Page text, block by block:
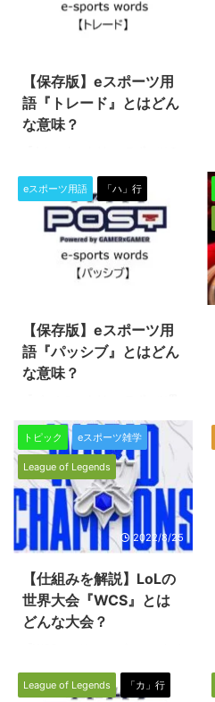
間近にも拘わらず、集団戦に負け
てしまう・キャッチされてしまう
失ってしまうことを指します。
このスローは英単語の【throw】
から来ています。これはバスケの
フリースローやモンスターストラ
こから ...
【保存版】eスポーツ用
語『トレード』とはどん
な意味？
『リーグオブレジェンド
（League of Legends／通称
LoL）』で使われる専門用語で
す。 トレード トレードとは、レ
ーン戦中に敵のチャンピオンと戦
ってダメージを与えあうことを指
使われる際の英単語【trade】か
ら来ています。LoLにおいてはス
キルやオートアタックをお互いに
使って「ダメージを交換する」と
ドと呼びます。そのため、トレー
ドのことをダメージ交 ...
eスポーツ用語 「ハ」行
【保存版】eスポーツ用
語『パッシブ』とはどん
な意味？
VALORANTなど、多くのゲーム
タイトルでよく使われる専門用語
のひとつです。RPGでも耳にする
こともありますね。 ぜひ、この
機会に用語の意味を学んで、知識
と技術を深めましょう！（下につ
づく） パッシブ 『パッシブ』と
常時効果が発生するキャラクター
固有のスキルのことです。 パッ
シブを英語で表すと
「Passive」。受身、受動的とい
うこと。“パッ ...
トピック eスポーツ雑学
League of Legends
2022/8/25
【仕組みを解説】LoLの
世界大会『WCS』とは
どんな大会？
グオブレジェンド（League of
League of Legends 「カ」行